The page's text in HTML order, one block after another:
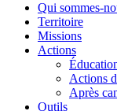
Qui sommes-
Territoire
Missions
Actions
Actions
Après
Outils